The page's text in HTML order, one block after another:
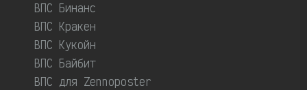
ВПС Бинанс
ВПС Кракен
ВПС Кукойн
ВПС Байбит
ВПС для Zennoposter